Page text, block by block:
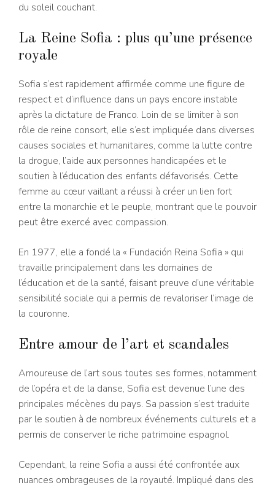
du soleil couchant.
La Reine Sofia : plus qu’une présence
royale
Sofia s’est rapidement affirmée comme une figure de
respect et d’influence dans un pays encore instable
après la dictature de Franco. Loin de se limiter à son
rôle de reine consort, elle s’est impliquée dans diverses
causes sociales et humanitaires, comme la lutte contre
la drogue, l’aide aux personnes handicapées et le
soutien à l’éducation des enfants défavorisés. Cette
femme au cœur vaillant a réussi à créer un lien fort
entre la monarchie et le peuple, montrant que le pouvoir
peut être exercé avec compassion.
En 1977, elle a fondé la « Fundación Reina Sofia » qui
travaille principalement dans les domaines de
l’éducation et de la santé, faisant preuve d’une véritable
sensibilité sociale qui a permis de revaloriser l’image de
la couronne.
Entre amour de l’art et scandales
Amoureuse de l’art sous toutes ses formes, notamment
de l’opéra et de la danse, Sofia est devenue l’une des
principales mécènes du pays. Sa passion s’est traduite
par le soutien à de nombreux événements culturels et a
permis de conserver le riche patrimoine espagnol.
Cependant, la reine Sofia a aussi été confrontée aux
nuances ombrageuses de la royauté. Impliqué dans des